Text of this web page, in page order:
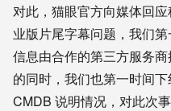
对此，猫眼官方向媒体回
业版片尾字幕问题，我们
信息由合作的第三方服务
的同时，我们也第一时间
CMDB 说明情况，对此次